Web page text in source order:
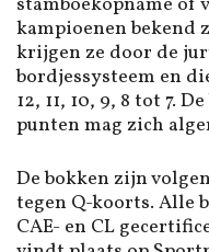
kampioenen bekend
krijgen ze door de
bordjessysteem en
12, 11, 10, 9, 8 tot 7.
punten mag zich
De bokken zijn
tegen Q-koorts. Alle
CAE- en CL